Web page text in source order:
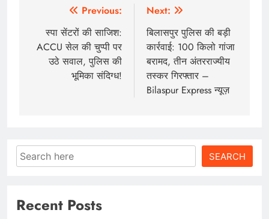
navigation
Previous:
स्पा सेंटरों की साजिश:
ACCU सेल की चुप्पी पर
उठे सवाल, पुलिस की
भूमिका संदिग्ध!
Next:
बिलासपुर पुलिस की बड़ी
कार्रवाई: 100 किलो गांजा
बरामद, तीन अंतरराज्यीय
तस्कर गिरफ्तार –
Bilaspur Express न्यूज़
Search SEARCH
Recent Posts